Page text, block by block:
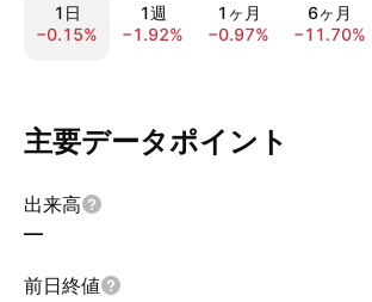
1日
−0.15%
1週
−1.92%
1ヶ月
−0.97%
6ヶ月
−11.70%
主要データポイント
出来高
—
前日終値